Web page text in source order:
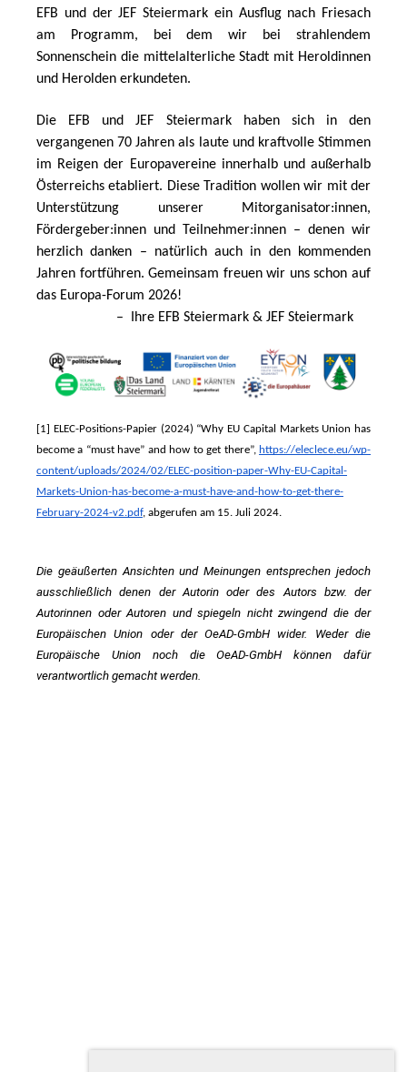
EFB und der JEF Steiermark ein Ausflug nach Friesach
am Programm, bei dem wir bei strahlendem
Sonnenschein die mittelalterliche Stadt mit Heroldinnen
und Herolden erkundeten.
Die EFB und JEF Steiermark haben sich in den
vergangenen 70 Jahren als laute und kraftvolle Stimmen
im Reigen der Europavereine innerhalb und außerhalb
Österreichs etabliert. Diese Tradition wollen wir mit der
Unterstützung unserer Mitorganisator:innen,
Fördergeber:innen und Teilnehmer:innen – denen wir
herzlich danken – natürlich auch in den kommenden
Jahren fortführen. Gemeinsam freuen wir uns schon auf
das Europa-Forum 2026!
–  Ihre EFB Steiermark & JEF Steiermark
[1] ELEC-Positions-Papier (2024) “Why EU Capital Markets Union has
become a “must have” and how to get there”, https://eleclece.eu/wp-
content/uploads/2024/02/ELEC-position-paper-Why-EU-Capital-
Markets-Union-has-become-a-must-have-and-how-to-get-there-
February-2024-v2.pdf, abgerufen am 15. Juli 2024.
Die geäußerten Ansichten und Meinungen entsprechen jedoch
ausschließlich denen der Autorin oder des Autors bzw. der
Autorinnen oder Autoren und spiegeln nicht zwingend die der
Europäischen Union oder der OeAD-GmbH wider. Weder die
Europäische Union noch die OeAD-GmbH können dafür
verantwortlich gemacht werden.